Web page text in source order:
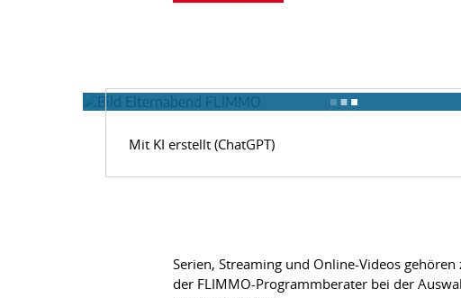
Mit KI erstellt (ChatGPT)
Serien, Streaming und Online-Videos
der FLIMMO-Programmberater bei der